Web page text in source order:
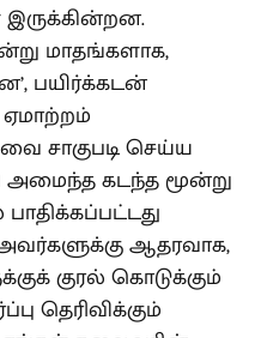
மாதங்களாக,
பயிர்க்கடன்
சாகுபடி செய்ய
அமைந்த கடந்த மூன்று
ஆதரவாக,
குரல் கொடுக்கும்
தெரிவிக்கும்